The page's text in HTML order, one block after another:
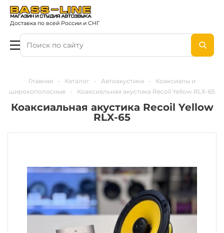
Доставка по всей России и СНГ
Главная - Каталог - Автоакустика -
Коаксиалы и
широкополосные
- Коаксиальная акустика Recoil Yellow RLX-65
Коаксиальная акустика Recoil Yellow
RLX-65